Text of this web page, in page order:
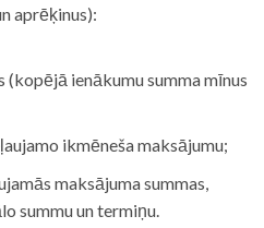
aprēķinus):
(kopējā ienākumu summa mīnus
ikmēneša maksājumu;
maksājuma summas,
summu un termiņu.